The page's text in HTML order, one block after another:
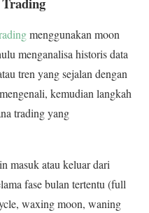
menggunakan moon
menganalisa historis data
tren yang sejalan dengan
kemudian langkah
trading yang
masuk atau keluar dari
fase bulan tertentu (full
waxing moon, waning